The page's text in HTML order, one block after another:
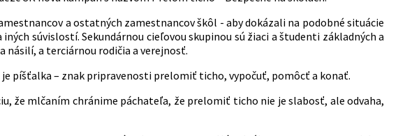
a ostatných zamestnancov škôl - aby dokázali na podobné situácie
súvislostí. Sekundárnou cieľovou skupinou sú žiaci a študenti základných a
násilí, a terciárnou rodičia a verejnosť.
je píšťalka – znak pripravenosti prelomiť ticho, vypočuť, pomôcť a konať.
že mlčaním chránime páchateľa, že prelomiť ticho nie je slabosť, ale odvaha,